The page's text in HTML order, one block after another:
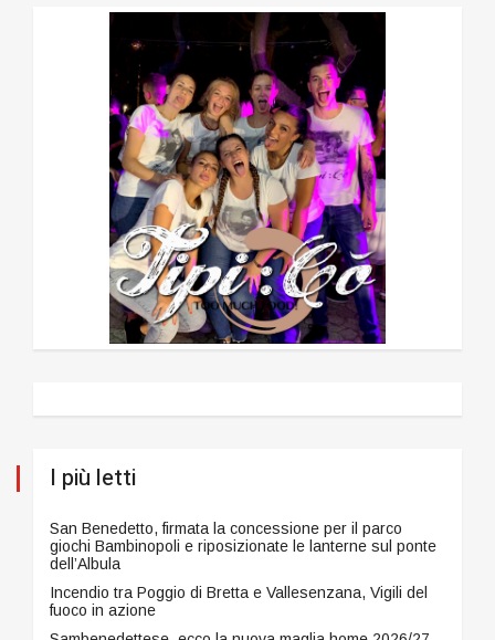
I più letti
San Benedetto, firmata la concessione per il parco
giochi Bambinopoli e riposizionate le lanterne sul ponte
dell’Albula
Incendio tra Poggio di Bretta e Vallesenzana, Vigili del
fuoco in azione